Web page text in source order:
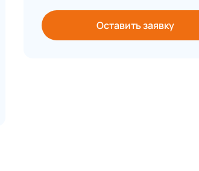
Оставить заявку